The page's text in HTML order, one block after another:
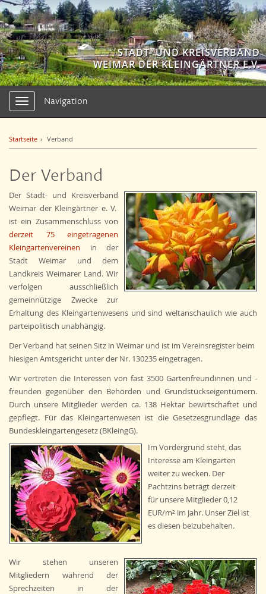
STADT- UND KREISVERBAND
WEIMAR DER KLEINGÄRTNER E.V.
Navigation
ein-/ausblenden
Navigation
Startseite Verband
Der Verband
Der Stadt- und Kreisverband
Weimar der Kleingärtner e. V.
ist ein Zusammenschluss von
derzeit 75 eingetragenen
Kleingartenvereinen in der
Stadt Weimar und dem
Landkreis Weimarer Land. Wir
verfolgen ausschließlich
gemeinnützige Zwecke zur
Erhaltung des Kleingartenwesens und sind weltanschaulich wie auch
parteipolitisch unabhängig.
Der Verband hat seinen Sitz in Weimar und ist im Vereinsregister beim
hiesigen Amtsgericht unter der Nr. 130235 eingetragen.
Wir vertreten die Interessen von fast 3500 Gartenfreundinnen und -
freunden gegenüber den Behörden und Grundstückseigentümern.
Durch unsere Mitglieder werden ca. 138 Hektar bewirtschaftet und
gepflegt. Für das Kleingartenwesen ist die Gesetzesgrundlage das
Bundeskleingartengesetz (BKleingG).
Im Vordergrund steht, das
Interesse am Kleingarten
weiter zu wecken. Der
Pachtzins beträgt derzeit
für unsere Mitglieder 0,12
EUR/m² im Jahr. Unser Ziel ist
es diesen beizubehalten.
Wir stehen unseren
Mitgliedern während der
Sprechzeiten in der